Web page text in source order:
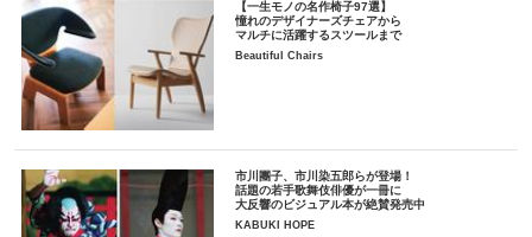
【一生モノの名作椅子97選】
憧れのデザイナーズチェアから
マルチに活躍するスツールまで
Beautiful Chairs
市川團子、市川染五郎らが登場！
話題の若手歌舞伎俳優が一冊に
大反響のビジュアル本が絶賛発売中
KABUKI HOPE